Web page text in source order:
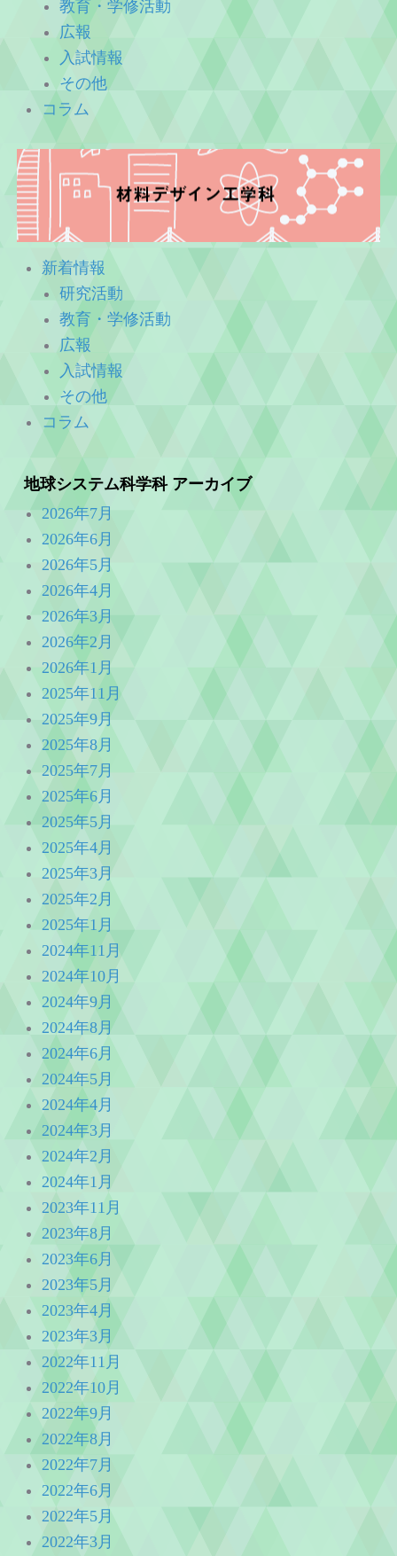
教育・学修活動
広報
入試情報
その他
コラム
新着情報
研究活動
教育・学修活動
広報
入試情報
その他
コラム
地球システム科学科 アーカイブ
2026年7月
2026年6月
2026年5月
2026年4月
2026年3月
2026年2月
2026年1月
2025年11月
2025年9月
2025年8月
2025年7月
2025年6月
2025年5月
2025年4月
2025年3月
2025年2月
2025年1月
2024年11月
2024年10月
2024年9月
2024年8月
2024年6月
2024年5月
2024年4月
2024年3月
2024年2月
2024年1月
2023年11月
2023年8月
2023年6月
2023年5月
2023年4月
2023年3月
2022年11月
2022年10月
2022年9月
2022年8月
2022年7月
2022年6月
2022年5月
2022年3月